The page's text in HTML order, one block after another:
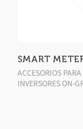
SMART
ACCESORIOS
INVERSORES ON-